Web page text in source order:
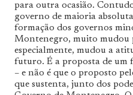
para outra ocasião.
governo de maioria
formação dos governos
Montenegro, muito mudou
especialmente, mudou a
futuro. É a proposta de um
– e não é que o proposto
que sustenta, junto dos